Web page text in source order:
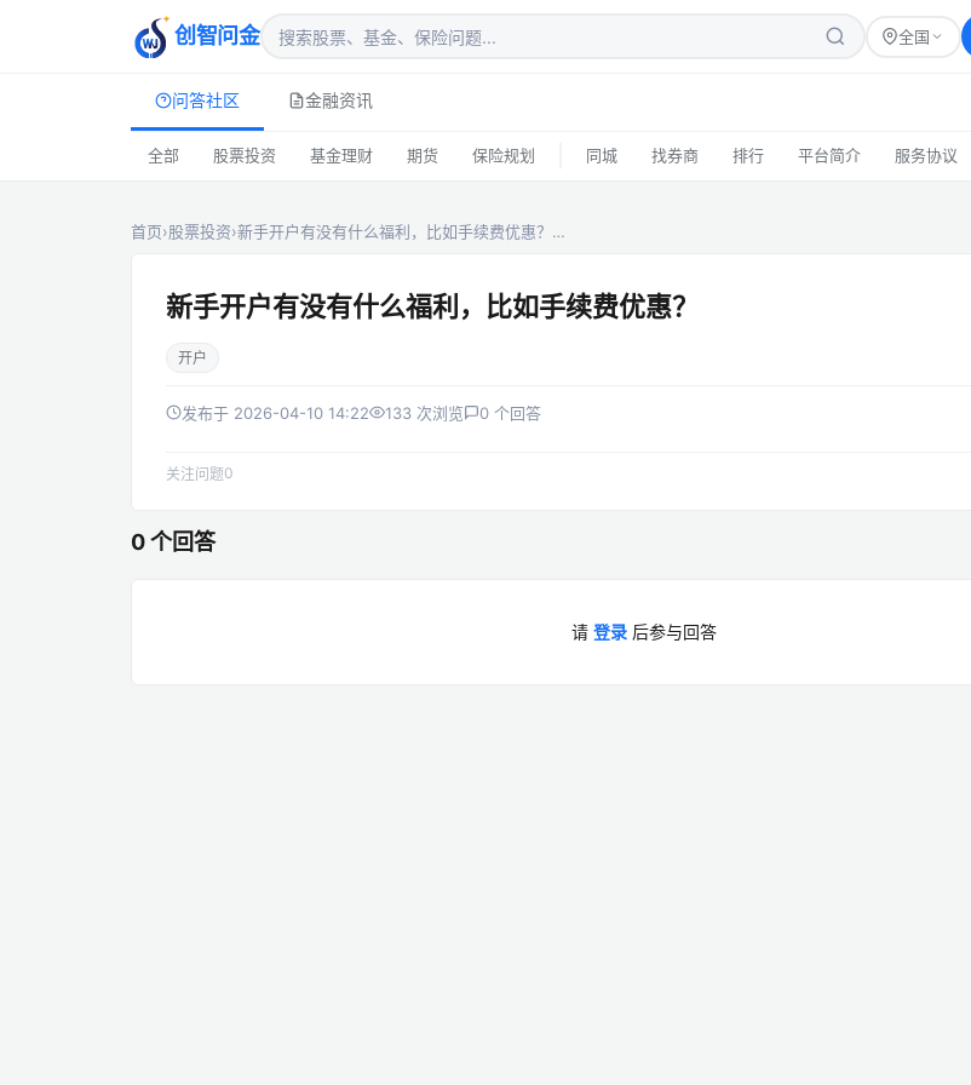
创智问金 全国
问答社区 金融资讯
全部 股票投资 基金理财 期货 保险规划 同城 找券商 排行 平台简介 服务协议
首页›股票投资›新手开户有没有什么福利，比如手续费优惠？…
新手开户有没有什么福利，比如手续费优惠？
开户
发布于 2026-04-10 14:22 133 次浏览 0 个回答
关注问题0
0 个回答
请 登录 后参与回答